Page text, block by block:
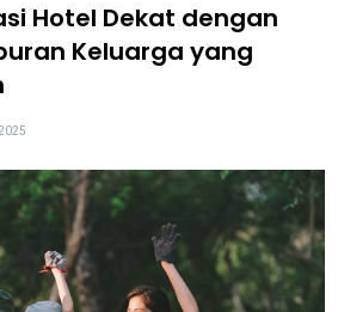
Hotel Dekat dengan
Keluarga yang